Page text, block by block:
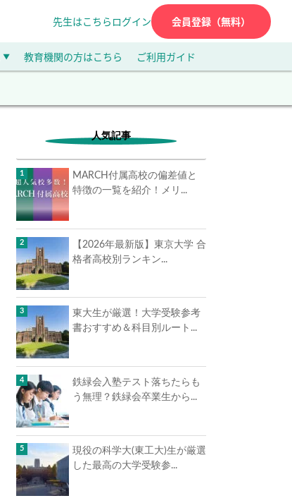
先生はこちら ログイン 会員登録（無料）
▼ 教育機関の方はこちら ご利用ガイド
人気記事
MARCH付属高校の偏差値と
特徴の一覧を紹介！メリ...
【2026年最新版】東京大学 合
格者高校別ランキン...
東大生が厳選！大学受験参考
書おすすめ＆科目別ルート...
鉄緑会入塾テスト落ちたらも
う無理？鉄緑会卒業生から...
現役の科学大(東工大)生が厳選
した最高の大学受験参...